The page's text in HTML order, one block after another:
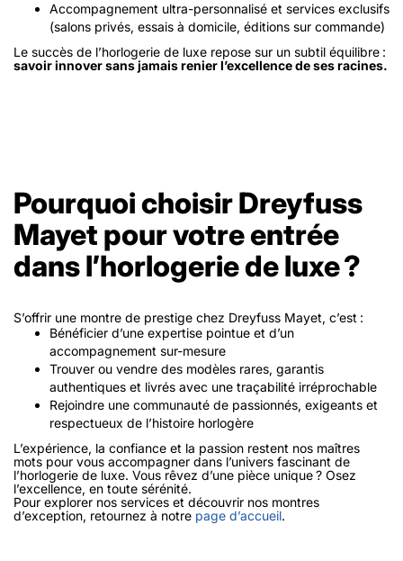
Accompagnement ultra-personnalisé et services exclusifs
(salons privés, essais à domicile, éditions sur commande)
Le succès de l’horlogerie de luxe repose sur un subtil équilibre :
savoir innover sans jamais renier l’excellence de ses racines.
Pourquoi choisir Dreyfuss
Mayet pour votre entrée
dans l’horlogerie de luxe ?
S’offrir une montre de prestige chez Dreyfuss Mayet, c’est :
Bénéficier d’une expertise pointue et d’un
accompagnement sur-mesure
Trouver ou vendre des modèles rares, garantis
authentiques et livrés avec une traçabilité irréprochable
Rejoindre une communauté de passionnés, exigeants et
respectueux de l’histoire horlogère
L’expérience, la confiance et la passion restent nos maîtres
mots pour vous accompagner dans l’univers fascinant de
l’horlogerie de luxe. Vous rêvez d’une pièce unique ? Osez
l’excellence, en toute sérénité.
Pour explorer nos services et découvrir nos montres
d’exception, retournez à notre page d’accueil.